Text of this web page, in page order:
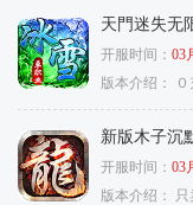
天門迷失无
开服时间： 03
版本介绍：
新版木子沉
开服时间： 03
版本介绍：
只